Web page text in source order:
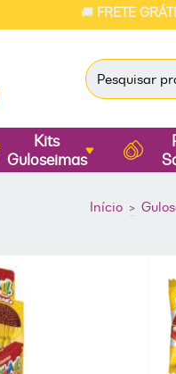
FRETE GRÁTIS|
Kits
Guloseimas
Início >